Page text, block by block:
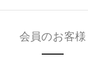
会員のお客様